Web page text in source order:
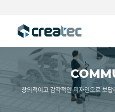
창의적이고 감각적인 디자인으로 보